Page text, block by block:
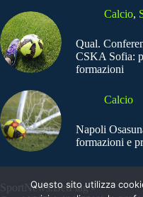
Calcio,
Qual.
CSKA Sofia:
formazioni
Calcio
Napoli
formazioni e
SportNews.BetFlag -
Questo sito utilizza